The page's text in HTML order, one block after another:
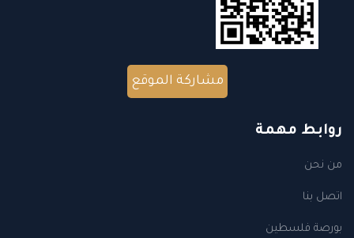
مشاركة الموقع
روابط مهمة
من نحن
اتصل بنا
بورصة فلسطين